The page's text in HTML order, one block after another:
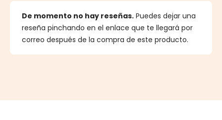
De momento no hay reseñas. Puedes dejar una
reseña pinchando en el enlace que te llegará por
correo después de la compra de este producto.